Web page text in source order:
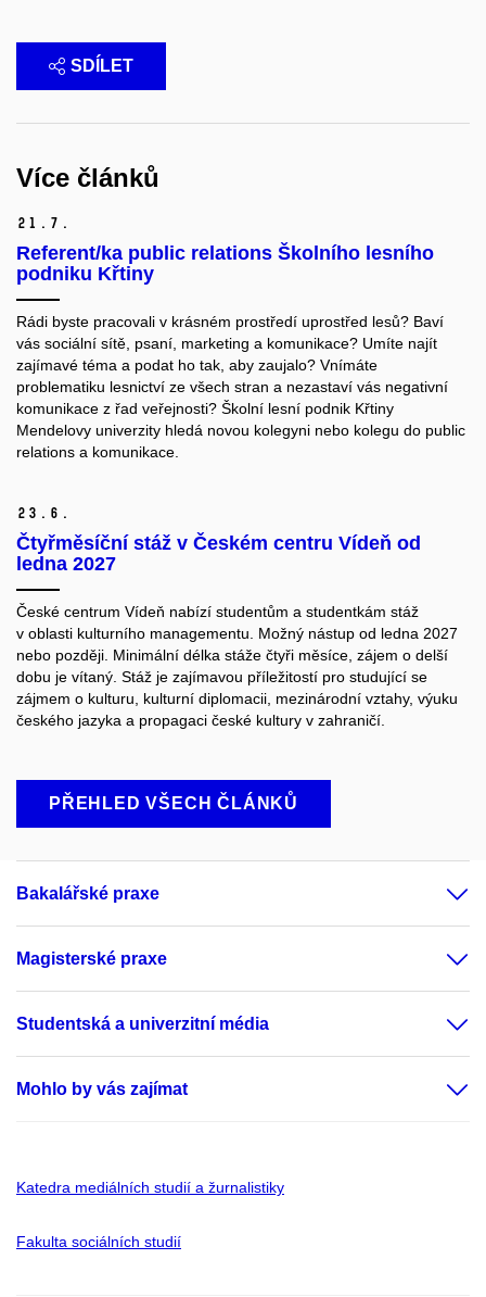
SDÍLET
Více článků
21. 7.
Referent/ka public relations Školního lesního
podniku Křtiny
Rádi byste pracovali v krásném prostředí uprostřed lesů? Baví
vás sociální sítě, psaní, marketing a komunikace? Umíte najít
zajímavé téma a podat ho tak, aby zaujalo? Vnímáte
problematiku lesnictví ze všech stran a nezastaví vás negativní
komunikace z řad veřejnosti? Školní lesní podnik Křtiny
Mendelovy univerzity hledá novou kolegyni nebo kolegu do public
relations a komunikace.
23. 6.
Čtyřměsíční stáž v Českém centru Vídeň od
ledna 2027
České centrum Vídeň nabízí studentům a studentkám stáž
v oblasti kulturního managementu. Možný nástup od ledna 2027
nebo později. Minimální délka stáže čtyři měsíce, zájem o delší
dobu je vítaný. Stáž je zajímavou příležitostí pro studující se
zájmem o kulturu, kulturní diplomacii, mezinárodní vztahy, výuku
českého jazyka a propagaci české kultury v zahraničí.
PŘEHLED VŠECH ČLÁNKŮ
Bakalářské praxe
Magisterské praxe
Studentská a univerzitní média
Mohlo by vás zajímat
Katedra mediálních studií a žurnalistiky
Fakulta sociálních studií